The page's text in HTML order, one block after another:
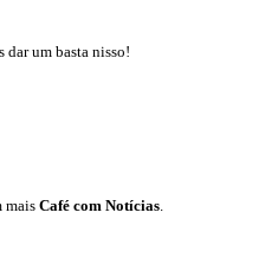
dar um basta nisso!
mais Café com Notícias.